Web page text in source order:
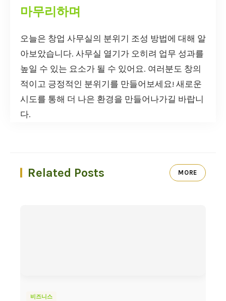
마무리하며
오늘은 창업 사무실의 분위기 조성 방법에 대해 알
아보았습니다. 사무실 열기가 오히려 업무 성과를
높일 수 있는 요소가 될 수 있어요. 여러분도 창의
적이고 긍정적인 분위기를 만들어보세요! 새로운
시도를 통해 더 나은 환경을 만들어나가길 바랍니
다.
Related Posts MORE
비즈니스